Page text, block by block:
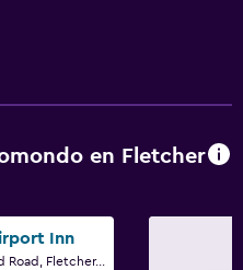
en Fletcher
Inn
183 Underwood Road, Fletcher, NC